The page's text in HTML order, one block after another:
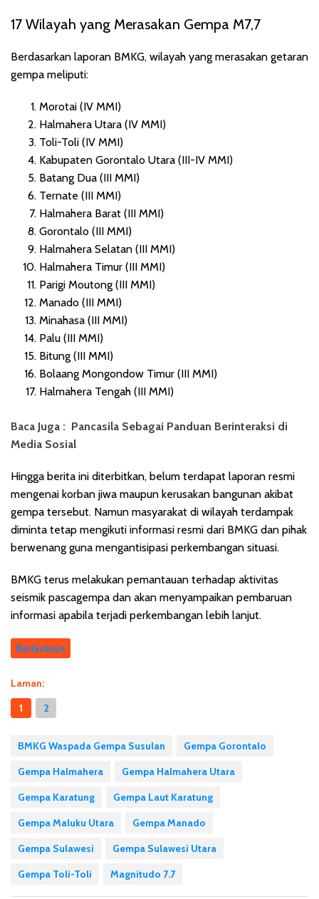
17 Wilayah yang Merasakan Gempa M7,7
Berdasarkan laporan BMKG, wilayah yang merasakan getaran
gempa meliputi:
Morotai (IV MMI)
Halmahera Utara (IV MMI)
Toli-Toli (IV MMI)
Kabupaten Gorontalo Utara (III-IV MMI)
Batang Dua (III MMI)
Ternate (III MMI)
Halmahera Barat (III MMI)
Gorontalo (III MMI)
Halmahera Selatan (III MMI)
Halmahera Timur (III MMI)
Parigi Moutong (III MMI)
Manado (III MMI)
Minahasa (III MMI)
Palu (III MMI)
Bitung (III MMI)
Bolaang Mongondow Timur (III MMI)
Halmahera Tengah (III MMI)
Baca Juga : Pancasila Sebagai Panduan Berinteraksi di
Media Sosial
Hingga berita ini diterbitkan, belum terdapat laporan resmi
mengenai korban jiwa maupun kerusakan bangunan akibat
gempa tersebut. Namun masyarakat di wilayah terdampak
diminta tetap mengikuti informasi resmi dari BMKG dan pihak
berwenang guna mengantisipasi perkembangan situasi.
BMKG terus melakukan pemantauan terhadap aktivitas
seismik pascagempa dan akan menyampaikan pembaruan
informasi apabila terjadi perkembangan lebih lanjut.
Berikutnya
Laman:
1
2
BMKG Waspada Gempa Susulan
Gempa Gorontalo
Gempa Halmahera
Gempa Halmahera Utara
Gempa Karatung
Gempa Laut Karatung
Gempa Maluku Utara
Gempa Manado
Gempa Sulawesi
Gempa Sulawesi Utara
Gempa Toli-Toli
Magnitudo 7.7